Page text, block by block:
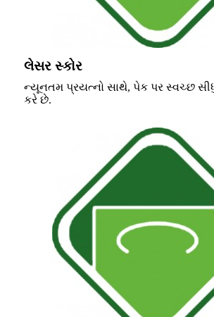
લેસર સ્કોર
ન્યૂનતમ પ્રયત્નો સાથે, પેક પર સ્વચ્છ
કરે છે.